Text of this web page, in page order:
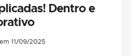
Dentro e
11/09/2025